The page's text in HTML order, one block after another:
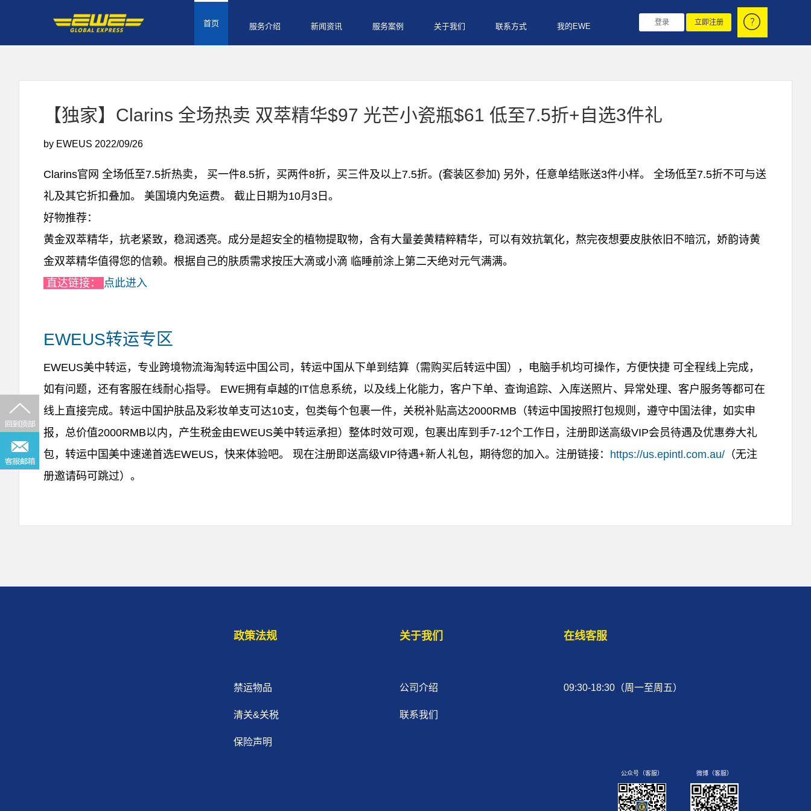
首页 服务介绍 新闻资讯 服务案例 关于我们 联系方式 我的EWE 登录 立即注册
【独家】Clarins 全场热卖 双萃精华$97 光芒小瓷瓶$61 低至7.5折+自选3件礼
by EWEUS 2022/09/26
Clarins官网 全场低至7.5折热卖， 买一件8.5折，买两件8折，买三件及以上7.5折。(套装区参加) 另外，任意单结账送3件小样。 全场低至7.5折不可与送
礼及其它折扣叠加。 美国境内免运费。 截止日期为10月3日。
好物推荐：
黄金双萃精华，抗老紧致，稳润透亮。成分是超安全的植物提取物，含有大量姜黄精粹精华，可以有效抗氧化，熬完夜想要皮肤依旧不暗沉，娇韵诗黄
金双萃精华值得您的信赖。根据自己的肤质需求按压大滴或小滴 临睡前涂上第二天绝对元气满满。
直达链接： 点此进入
EWEUS转运专区
EWEUS美中转运，专业跨境物流海淘转运中国公司，转运中国从下单到结算（需购买后转运中国），电脑手机均可操作，方便快捷 可全程线上完成，
如有问题，还有客服在线耐心指导。 EWE拥有卓越的IT信息系统，以及线上化能力，客户下单、查询追踪、入库送照片、异常处理、客户服务等都可在
线上直接完成。转运中国护肤品及彩妆单支可达10支，包类每个包裹一件，关税补贴高达2000RMB（转运中国按照打包规则，遵守中国法律，如实申
报，总价值2000RMB以内，产生税金由EWEUS美中转运承担）整体时效可观，包裹出库到手7-12个工作日，注册即送高级VIP会员待遇及优惠券大礼
包，转运中国美中速递首选EWEUS，快来体验吧。 现在注册即送高级VIP待遇+新人礼包，期待您的加入。注册链接： https://us.epintl.com.au/ （无注
册邀请码可跳过）。
政策法规
禁运物品
清关&关税
保险声明
关于我们
公司介绍
联系我们
在线客服
09:30-18:30（周一至周五）
微博（客服）
公众号（客服）